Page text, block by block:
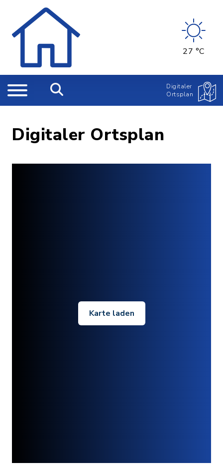
27 °C
Digitaler
Ortsplan
Digitaler Ortsplan
Karte laden